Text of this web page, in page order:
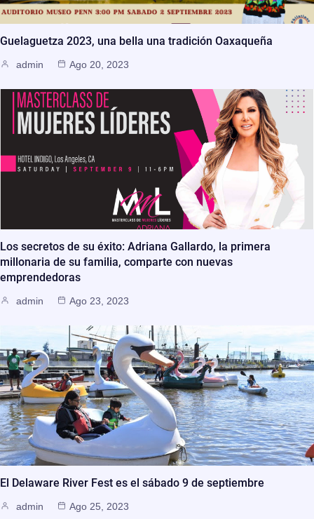
Guelaguetza 2023, una bella una tradición Oaxaqueña
admin Ago 20, 2023
Los secretos de su éxito: Adriana Gallardo, la primera
millonaria de su familia, comparte con nuevas
emprendedoras
admin Ago 23, 2023
El Delaware River Fest es el sábado 9 de septiembre
admin Ago 25, 2023